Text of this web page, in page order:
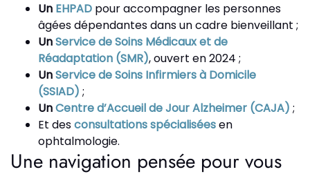
Un EHPAD pour accompagner les personnes
âgées dépendantes dans un cadre bienveillant ;
UnService de Soins Médicaux et de
Réadaptation (SMR), ouvert en 2024 ;
UnService de Soins Infirmiers à Domicile
(SSIAD) ;
UnCentre d’Accueil de Jour Alzheimer (CAJA) ;
Et desconsultations spécialiséesen
ophtalmologie.
Une navigation pensée pour vous